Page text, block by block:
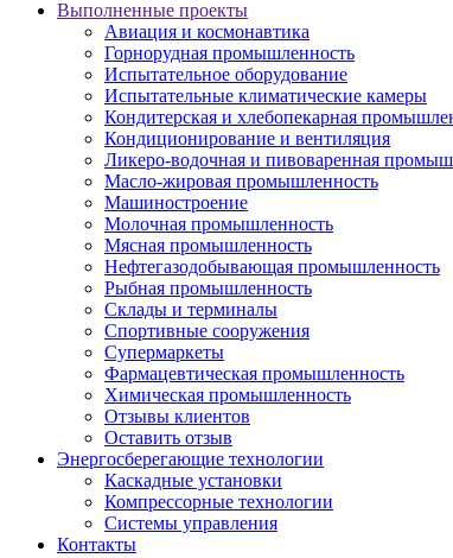
Выполненные проекты
Авиация и космонавтика
Горнорудная промышленность
Испытательное оборудование
Испытательные климатические камеры
Кондитерская и хлебопекарная
Кондиционирование и вентиляция
Ликеро-водочная и пивоваренная
Масло-жировая промышленность
Машиностроение
Молочная промышленность
Мясная промышленность
Нефтегазодобывающая промышленность
Рыбная промышленность
Склады и терминалы
Спортивные сооружения
Супермаркеты
Фармацевтическая промышленность
Химическая промышленность
Отзывы клиентов
Оставить отзыв
Энергосберегающие технологии
Каскадные установки
Компрессорные технологии
Системы управления
Контакты